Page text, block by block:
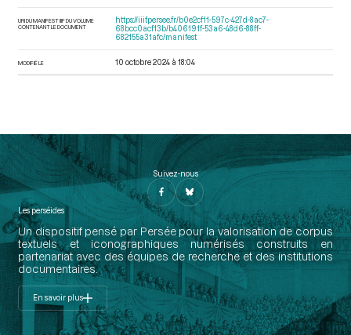
URI DU MANIFEST IIIF DU VOLUME
CONTENANT LE DOCUMENT
https://iiif.persee.fr/b0e2cf11-597c-427d-8ac7-
68bcc0acf13b/b406191f-53a6-48d6-88ff-
682155a31afc/manifest
MODIFIÉ LE 10 octobre 2024 à 18:04
Suivez-nous
Les perséides
Un dispositif pensé par Persée pour la valorisation de corpus
textuels et iconographiques numérisés construits en
partenariat avec des équipes de recherche et des institutions
documentaires.
En savoir plus